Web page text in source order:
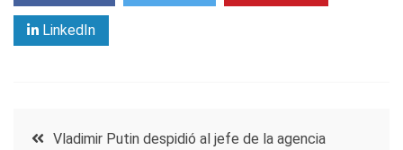
LinkedIn
Navegación
Vladimir Putin despidió al jefe de la agencia